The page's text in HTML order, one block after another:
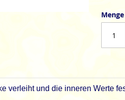
Menge
verleiht und die inneren Werte